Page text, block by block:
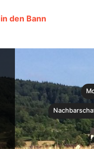
den Bann